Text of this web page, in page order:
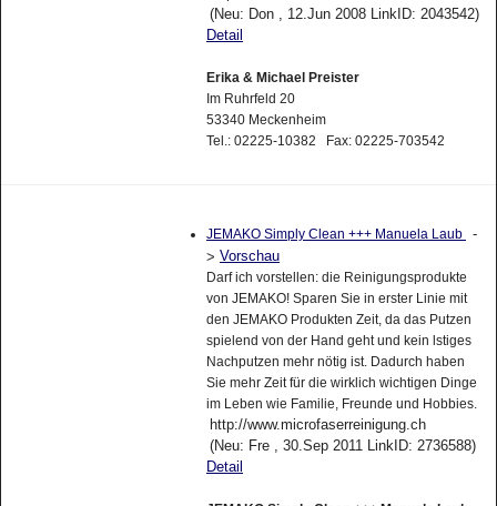
(Neu: Don , 12.Jun 2008 LinkID: 2043542)
Detail
Erika & Michael Preister
Im Ruhrfeld 20
53340 Meckenheim
Tel.: 02225-10382 Fax: 02225-703542
JEMAKO Simply Clean +++ Manuela Laub -
> Vorschau
Darf ich vorstellen: die Reinigungsprodukte
von JEMAKO! Sparen Sie in erster Linie mit
den JEMAKO Produkten Zeit, da das Putzen
spielend von der Hand geht und kein lstiges
Nachputzen mehr nötig ist. Dadurch haben
Sie mehr Zeit für die wirklich wichtigen Dinge
im Leben wie Familie, Freunde und Hobbies.
http://www.microfaserreinigung.ch
(Neu: Fre , 30.Sep 2011 LinkID: 2736588)
Detail